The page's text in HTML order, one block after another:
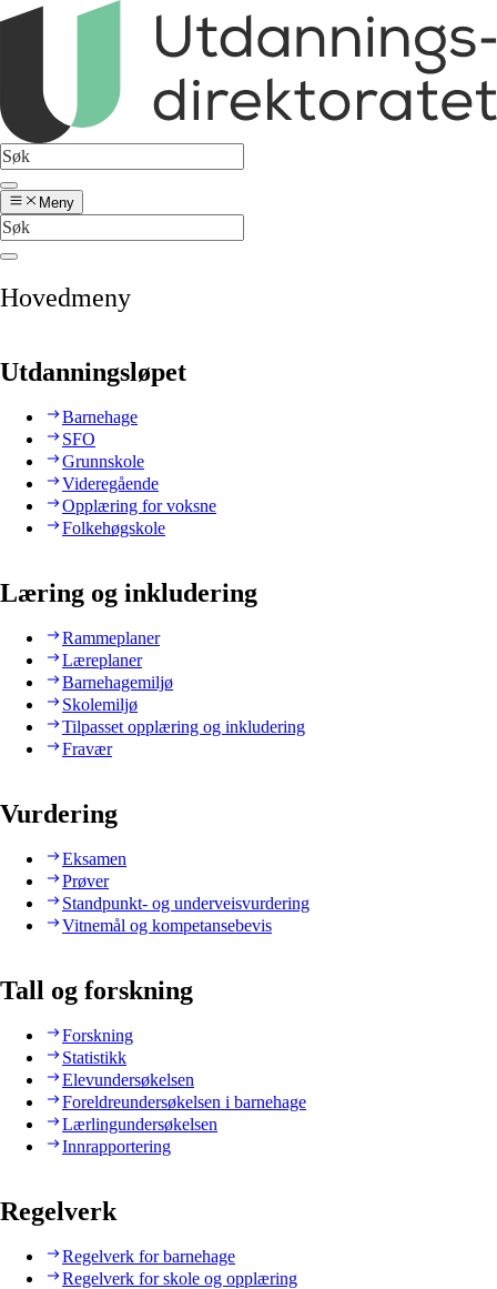
Meny
Hovedmeny
Utdanningsløpet
Barnehage
SFO
Grunnskole
Videregående
Opplæring for voksne
Folkehøgskole
Læring og inkludering
Rammeplaner
Læreplaner
Barnehagemiljø
Skolemiljø
Tilpasset opplæring og inkludering
Fravær
Vurdering
Eksamen
Prøver
Standpunkt- og underveisvurdering
Vitnemål og kompetansebevis
Tall og forskning
Forskning
Statistikk
Elevundersøkelsen
Foreldreundersøkelsen i barnehage
Lærlingundersøkelsen
Innrapportering
Regelverk
Regelverk for barnehage
Regelverk for skole og opplæring